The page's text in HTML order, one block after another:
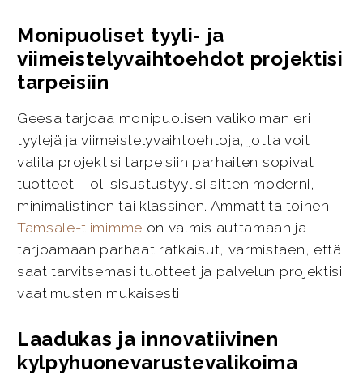
Monipuoliset tyyli- ja
viimeistelyvaihtoehdot projektisi
tarpeisiin
Geesa tarjoaa monipuolisen valikoiman eri
tyylejä ja viimeistelyvaihtoehtoja, jotta voit
valita projektisi tarpeisiin parhaiten sopivat
tuotteet – oli sisustustyylisi sitten moderni,
minimalistinen tai klassinen. Ammattitaitoinen
Tamsale-tiimimme on valmis auttamaan ja
tarjoamaan parhaat ratkaisut, varmistaen, että
saat tarvitsemasi tuotteet ja palvelun projektisi
vaatimusten mukaisesti.
Laadukas ja innovatiivinen
kylpyhuonevarustevalikoima